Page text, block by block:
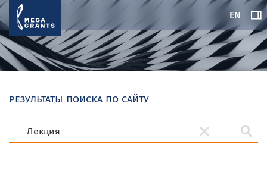
EN
результаты поиска по сайту